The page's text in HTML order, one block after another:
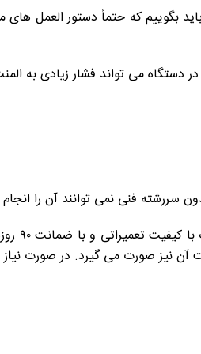
بگوییم که حتماً دستور العمل
دستگاه می تواند فشار زیادی به
سررشته فنی نمی توانند آن را
نیز صورت می گیرد. در صورت